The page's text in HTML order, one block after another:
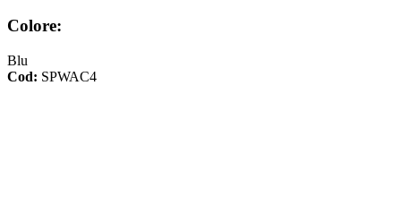
Colore:
Blu
Cod: SPWAC4